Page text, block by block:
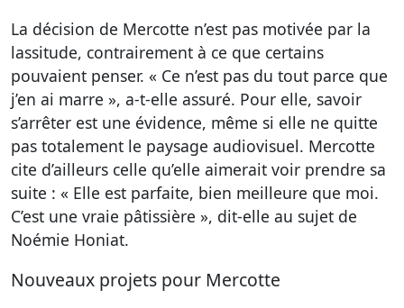
La décision de Mercotte n’est pas motivée par la
lassitude, contrairement à ce que certains
pouvaient penser. « Ce n’est pas du tout parce que
j’en ai marre », a-t-elle assuré. Pour elle, savoir
s’arrêter est une évidence, même si elle ne quitte
pas totalement le paysage audiovisuel. Mercotte
cite d’ailleurs celle qu’elle aimerait voir prendre sa
suite : « Elle est parfaite, bien meilleure que moi.
C’est une vraie pâtissière », dit-elle au sujet de
Noémie Honiat.
Nouveaux projets pour Mercotte